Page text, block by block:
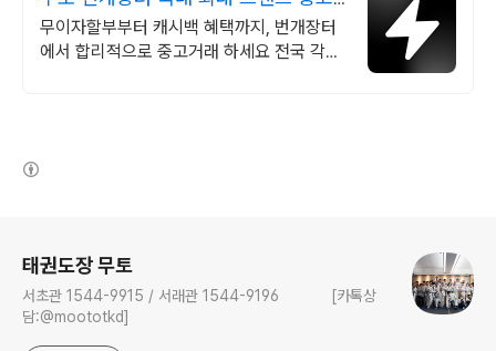
거래
무이자할부부터 캐시백 혜택까지, 번개장터
에서 합리적으로 중고거래 하세요 전국 각지
태권도장 무토
서초관 1544-9915 / 서래관 1544-9196 [카톡상
담:@moototkd]